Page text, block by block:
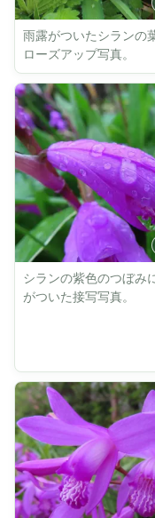
雨露がついたシランの
ローズアップ写真。
シランの紫色のつぼみ
がついた接写写真。